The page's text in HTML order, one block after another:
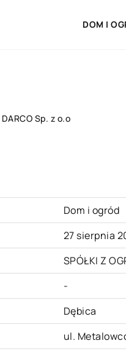
DOM I
DARCO Sp. z o.o
Dom i ogród
27 sierpnia
SPÓŁKI Z
-
Dębica
ul.